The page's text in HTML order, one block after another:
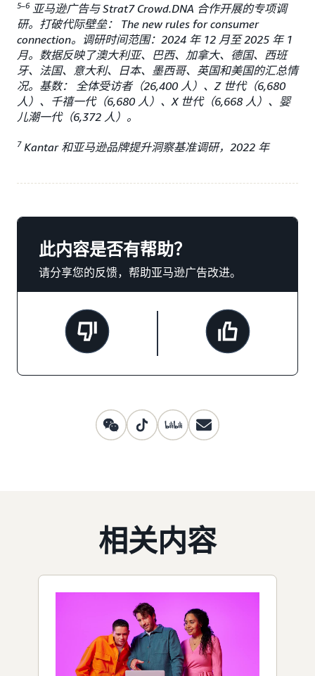
5–6 亚马逊广告与 Strat7 Crowd.DNA 合作开展的专项调
研。打破代际壁垒： The new rules for consumer
connection。调研时间范围：2024 年 12 月至 2025 年 1
月。数据反映了澳大利亚、巴西、加拿大、德国、西班
牙、法国、意大利、日本、墨西哥、英国和美国的汇总情
况。基数： 全体受访者（26,400 人）、Z 世代（6,680
人）、千禧一代（6,680 人）、X 世代（6,668 人）、婴
儿潮一代（6,372 人）。
7Kantar 和亚马逊品牌提升洞察基准调研，2022 年
此内容是否有帮助？
请分享您的反馈，帮助亚马逊广告改进。
相关内容